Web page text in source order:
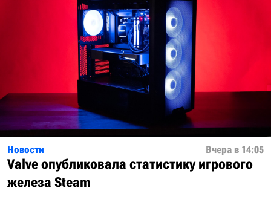
Новости Вчера в 14:05
Valve опубликовала статистику игрового
железа Steam